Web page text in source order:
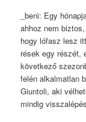
_beni: Egy
ahhoz nem
hogy lófasz lesz
rések egy részét,
következő
felén alkalmatlan
Giuntoli, aki
mindig